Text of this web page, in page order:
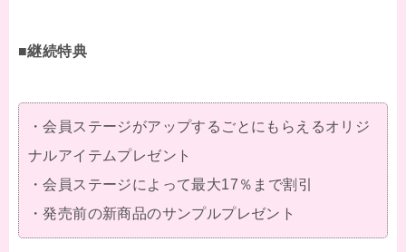
■継続特典
・会員ステージがアップするごとにもらえるオリジ
ナルアイテムプレゼント
・会員ステージによって最大17％まで割引
・発売前の新商品のサンプルプレゼント